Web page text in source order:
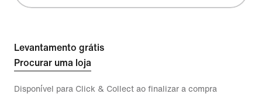
Levantamento grátis
Procurar uma loja
Disponível para Click & Collect ao finalizar a compra